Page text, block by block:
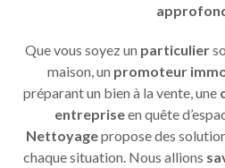
Que vous soyez un particulier
maison, un promoteur
préparant un bien à la vente, une
entrepriseen quête
Nettoyagepropose des
chaque situation. Nous allions